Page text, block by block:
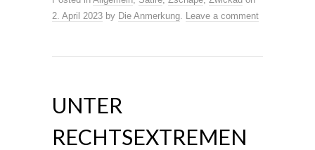
2. April 2023 by Die Anmerkung Leave a comment
UNTER
RECHTSEXTREMEN